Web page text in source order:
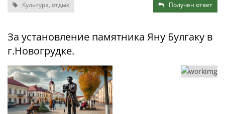
Культура, отдых Получен ответ
За установление памятника Яну Булгаку в
г.Новогрудке.